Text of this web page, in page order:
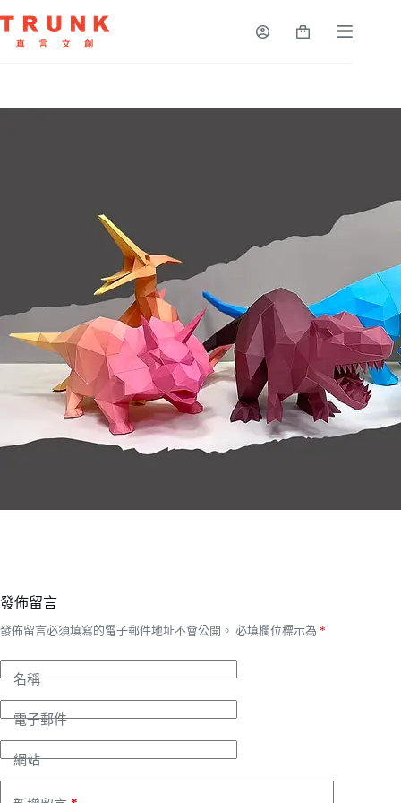
發佈留言
發佈留言必須填寫的電子郵件地址不會公開。 必填欄位標示為 *
名稱
電子郵件
網站